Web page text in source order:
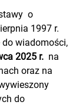
o
1997 r.
do wiadomości,
2025 r. na
oraz na
do